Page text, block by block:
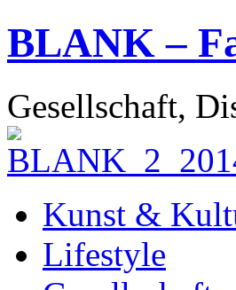
BLANK –
Gesellschaft,
Kunst &
Lifestyle